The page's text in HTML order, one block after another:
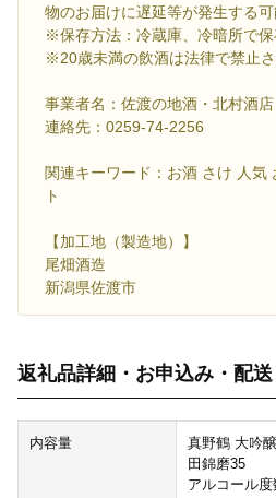
物のお届けに遅延等が発生する可
※保存方法：冷蔵庫、冷暗所で
※20歳未満の飲酒は法律で禁止さ
事業者名：佐渡の地酒・北村酒店
連絡先：0259-74-2256
関連キーワード：お酒 さけ 人気
ト
【加工地（製造地）】
尾畑酒造
新潟県佐渡市
返礼品詳細・お申込み・配送
内容量
真野鶴 大吟
田錦磨35
アルコール